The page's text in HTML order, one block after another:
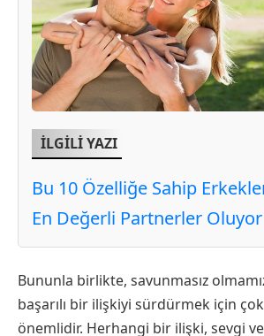
İLGİLİ YAZI
Bu 10 Özelliğe Sahip
En Değerli Partnerler Oluyor
Bununla birlikte, savunmasız
başarılı bir ilişkiyi sürdürmek için çok
önemlidir. Herhangi bir ilişki, sevgi